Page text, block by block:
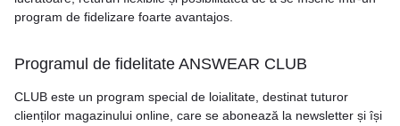
program de fidelizare foarte avantajos.
Programul de fidelitate ANSWEAR CLUB
CLUB este un program special de loialitate, destinat tuturor
clienților magazinului online, care se abonează la newsletter și își